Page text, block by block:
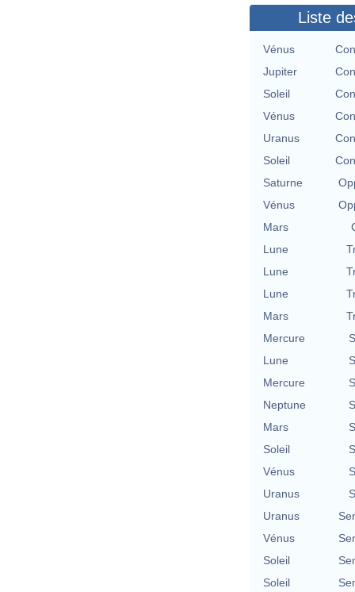
Liste
Vénus
Jupiter
Soleil
Vénus
Uranus
Soleil
Saturne
Vénus
Mars
Lune
Lune
Lune
Mars
Mercure
Lune
Mercure
Neptune
Mars
Soleil
Vénus
Uranus
Uranus
Vénus
Soleil
Soleil